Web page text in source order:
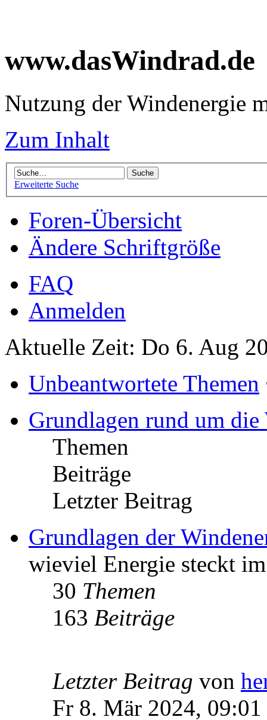
www.dasWindrad.de
Nutzung der Windenergie
Zum Inhalt
Erweiterte Suche
Foren-Übersicht
Ändere Schriftgröße
FAQ
Anmelden
Aktuelle Zeit: Do 6. Aug
Unbeantwortete Themen
Grundlagen rund um
Themen
Beiträge
Letzter Beitrag
Grundlagen der
wieviel Energie steckt
30 Themen
163 Beiträge
Letzter Beitrag von
Fr 8. Mär 2024, 09:01